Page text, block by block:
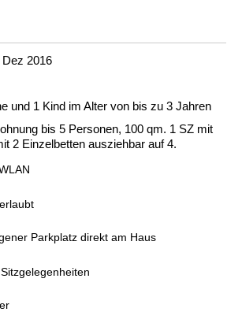
2016
und 1 Kind im Alter von bis zu 3 Jahren
bis 5 Personen, 100 qm. 1 SZ mit
2 Einzelbetten ausziehbar auf 4.
Parkplatz direkt am Haus